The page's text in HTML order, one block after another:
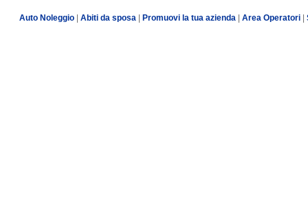
Auto Noleggio Abiti da sposa Promuovi la tua azienda Area Operatori